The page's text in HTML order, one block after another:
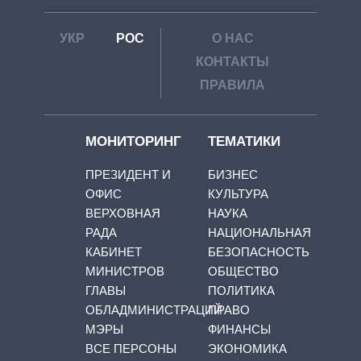
УКР РОС
О НАС
КОНТАКТЫ
ПРАВИЛА
МОНИТОРИНГ
ПРЕЗИДЕНТ И
ОФИС
ВЕРХОВНАЯ
РАДА
КАБИНЕТ
МИНИСТРОВ
ГЛАВЫ
ОБЛАДМИНИСТРАЦИЙ
МЭРЫ
ВСЕ ПЕРСОНЫ
ТЕМАТИКИ
БИЗНЕС
КУЛЬТУРА
НАУКА
НАЦИОНАЛЬНАЯ
БЕЗОПАСНОСТЬ
ОБЩЕСТВО
ПОЛИТИКА
ПРАВО
ФИНАНСЫ
ЭКОНОМИКА